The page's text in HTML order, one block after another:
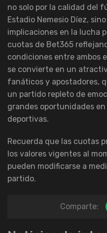
no solo por la calidad del
Estadio Nemesio Díez,
implicaciones en la lucha
cuotas de Bet365
condiciones entre ambos
se convierte en un
fanáticos y apostadores,
un partido repleto de
grandes oportunidades
deportivas.
Recuerda que las cuotas
los valores vigentes al
pueden modificarse a
partido.
Comparte: